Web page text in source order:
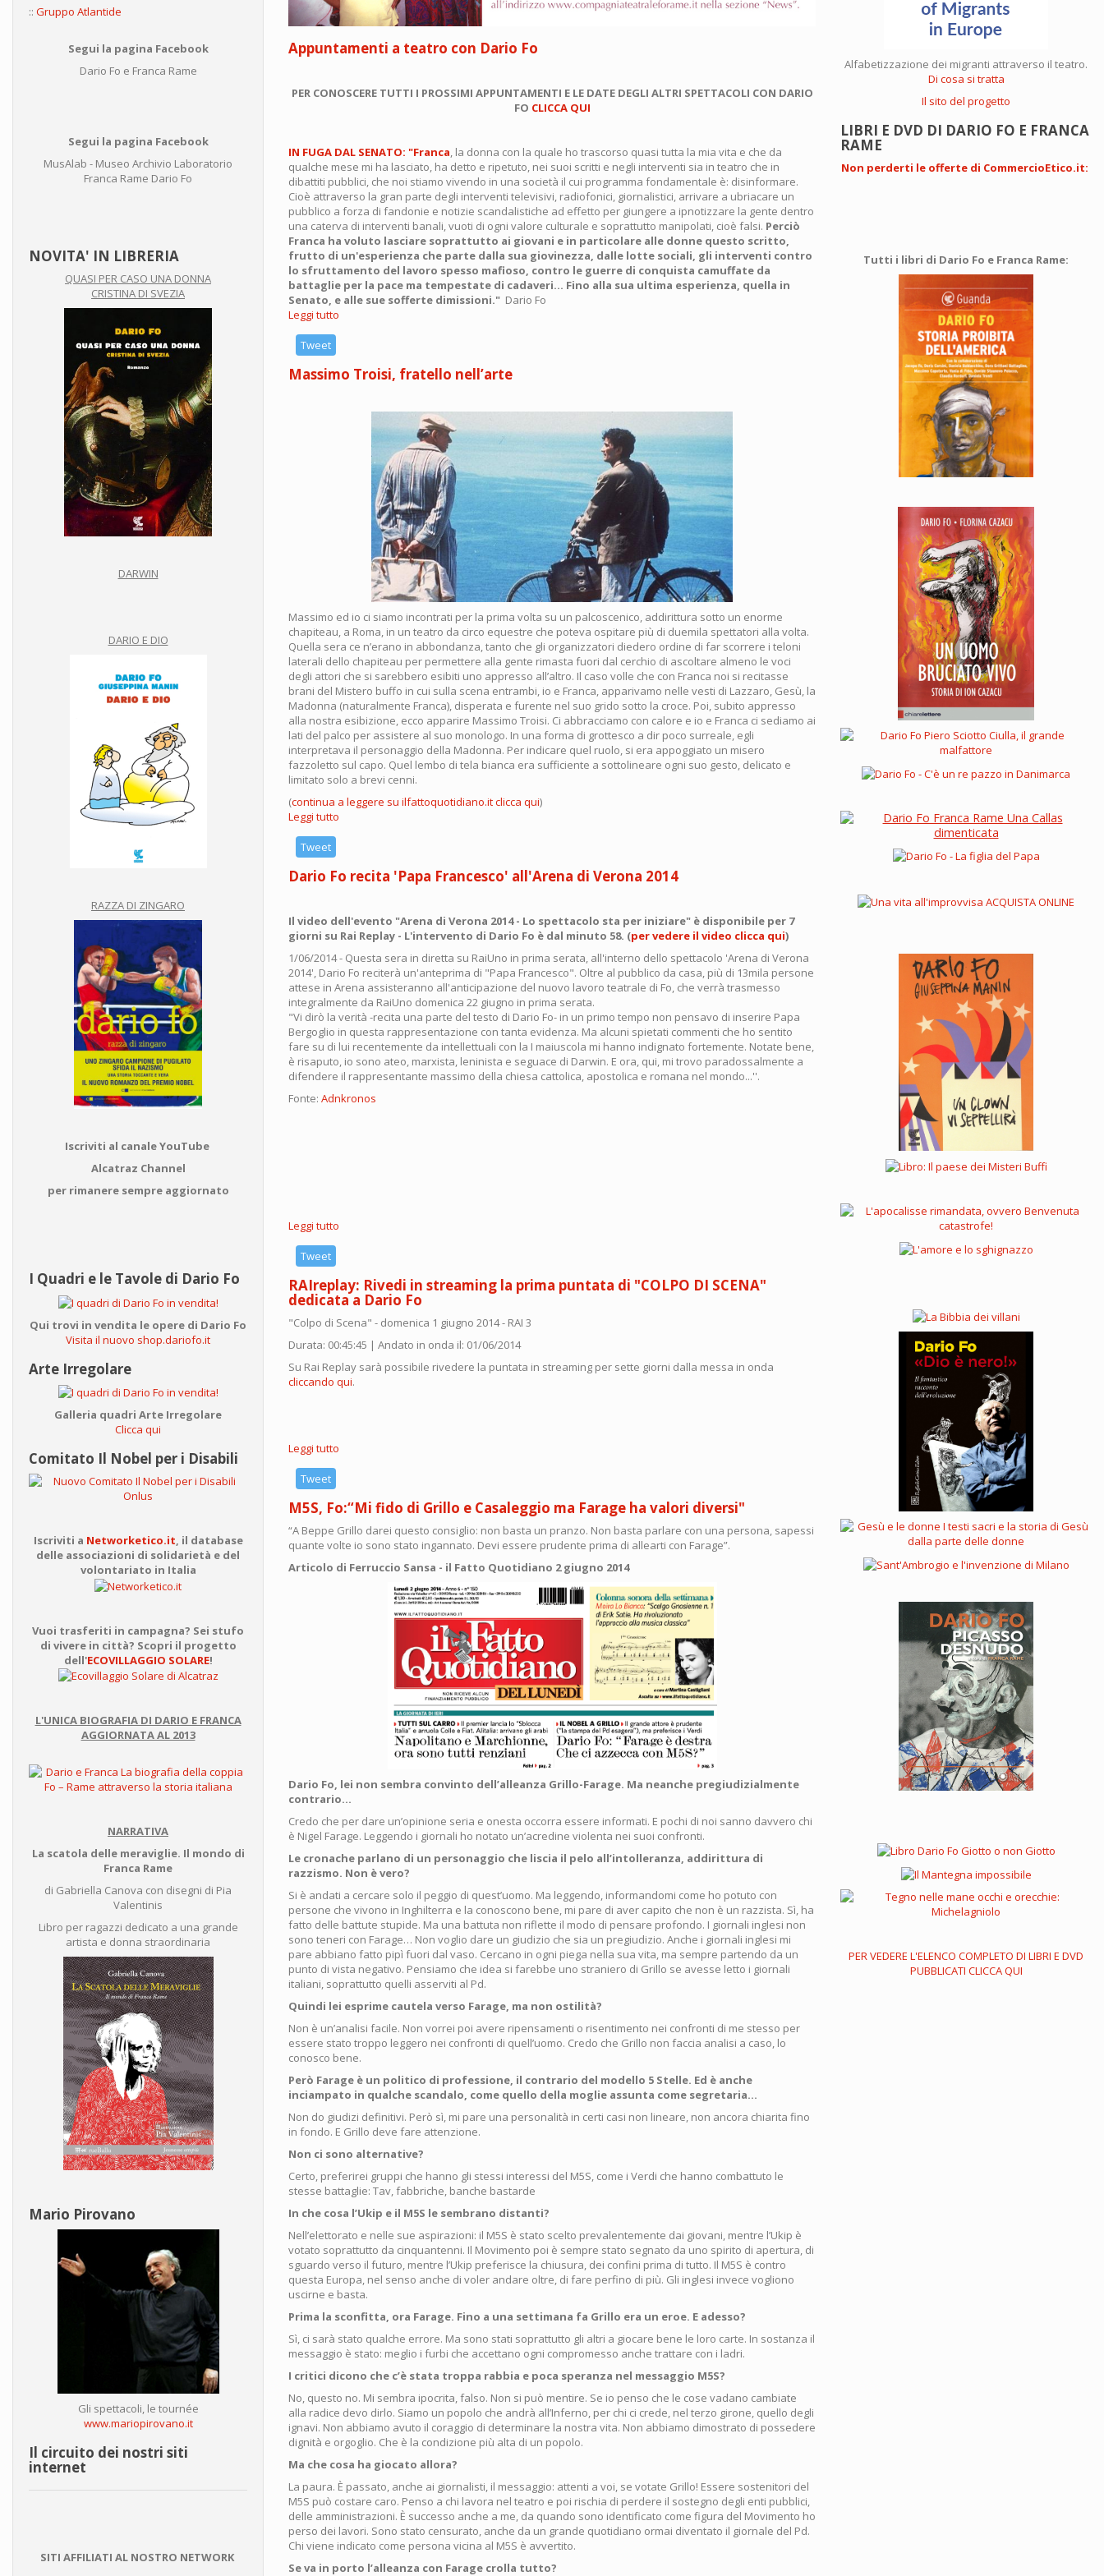
:: Gruppo Atlantide
Segui la pagina Facebook
Dario Fo e Franca Rame
Segui la pagina Facebook
MusAlab - Museo Archivio Laboratorio
Franca Rame Dario Fo
NOVITA' IN LIBRERIA
QUASI PER CASO UNA DONNA
CRISTINA DI SVEZIA
DARWIN
DARIO E DIO
RAZZA DI ZINGARO
Iscriviti al canale YouTube
Alcatraz Channel
per rimanere sempre aggiornato
I Quadri e le Tavole di Dario Fo
Qui trovi in vendita le opere di Dario Fo
Visita il nuovo shop.dariofo.it
Arte Irregolare
Galleria quadri Arte Irregolare
Clicca qui
Comitato Il Nobel per i Disabili
Iscriviti a Networketico.it, il database
delle associazioni di solidarietà e del
volontariato in Italia
Vuoi trasferiti in campagna? Sei stufo
di vivere in città? Scopri il progetto
dell'ECOVILLAGGIO SOLARE!
L'UNICA BIOGRAFIA DI DARIO E FRANCA
AGGIORNATA AL 2013
NARRATIVA
La scatola delle meraviglie. Il mondo di
Franca Rame
di Gabriella Canova con disegni di Pia
Valentinis
Libro per ragazzi dedicato a una grande
artista e donna straordinaria
Mario Pirovano
Gli spettacoli, le tournée
www.mariopirovano.it
Il circuito dei nostri siti
internet
SITI AFFILIATI AL NOSTRO NETWORK
Appuntamenti a teatro con Dario Fo
PER CONOSCERE TUTTI I PROSSIMI APPUNTAMENTI E LE DATE DEGLI ALTRI SPETTACOLI CON DARIO
FO CLICCA QUI
IN FUGA DAL SENATO: "Franca, la donna con la quale ho trascorso quasi tutta la mia vita e che da
qualche mese mi ha lasciato, ha detto e ripetuto, nei suoi scritti e negli interventi sia in teatro che in
dibattiti pubblici, che noi stiamo vivendo in una società il cui programma fondamentale è: disinformare.
Cioè attraverso la gran parte degli interventi televisivi, radiofonici, giornalistici, arrivare a ubriacare un
pubblico a forza di fandonie e notizie scandalistiche ad effetto per giungere a ipnotizzare la gente dentro
una caterva di interventi banali, vuoti di ogni valore culturale e soprattutto manipolati, cioè falsi. Perciò
Franca ha voluto lasciare soprattutto ai giovani e in particolare alle donne questo scritto,
frutto di un'esperienza che parte dalla sua giovinezza, dalle lotte sociali, gli interventi contro
lo sfruttamento del lavoro spesso mafioso, contro le guerre di conquista camuffate da
battaglie per la pace ma tempestate di cadaveri... Fino alla sua ultima esperienza, quella in
Senato, e alle sue sofferte dimissioni." Dario Fo
Leggi tutto
con
Tweet
Massimo Troisi, fratello nell’arte
Massimo ed io ci siamo incontrati per la prima volta su un palcoscenico, addirittura sotto un enorme
chapiteau, a Roma, in un teatro da circo equestre che poteva ospitare più di duemila spettatori alla volta.
Quella sera ce n’erano in abbondanza, tanto che gli organizzatori diedero ordine di far scorrere i teloni
laterali dello chapiteau per permettere alla gente rimasta fuori dal cerchio di ascoltare almeno le voci
degli attori che si sarebbero esibiti uno appresso all’altro. Il caso volle che con Franca noi si recitasse
brani del Mistero buffo in cui sulla scena entrambi, io e Franca, apparivamo nelle vesti di Lazzaro, Gesù, la
Madonna (naturalmente Franca), disperata e furente nel suo grido sotto la croce. Poi, subito appresso
alla nostra esibizione, ecco apparire Massimo Troisi. Ci abbracciamo con calore e io e Franca ci sediamo ai
lati del palco per assistere al suo monologo. In una forma di grottesco a dir poco surreale, egli
interpretava il personaggio della Madonna. Per indicare quel ruolo, si era appoggiato un misero
fazzoletto sul capo. Quel lembo di tela bianca era sufficiente a sottolineare ogni suo gesto, delicato e
limitato solo a brevi cenni.
(continua a leggere su ilfattoquotidiano.it clicca qui)
Leggi tutto
nell’arte
Tweet
Dario Fo recita 'Papa Francesco' all'Arena di Verona 2014
Il video dell'evento "Arena di Verona 2014 - Lo spettacolo sta per iniziare" è disponibile per 7
giorni su Rai Replay - L'intervento di Dario Fo è dal minuto 58. (per vedere il video clicca qui)
1/06/2014 - Questa sera in diretta su RaiUno in prima serata, all'interno dello spettacolo 'Arena di Verona
2014', Dario Fo reciterà un'anteprima di "Papa Francesco". Oltre al pubblico da casa, più di 13mila persone
attese in Arena assisteranno all'anticipazione del nuovo lavoro teatrale di Fo, che verrà trasmesso
integralmente da RaiUno domenica 22 giugno in prima serata.
"Vi dirò la verità -recita una parte del testo di Dario Fo- in un primo tempo non pensavo di inserire Papa
Bergoglio in questa rappresentazione con tanta evidenza. Ma alcuni spietati commenti che ho sentito
fare su di lui recentemente da intellettuali con la I maiuscola mi hanno indignato fortemente. Notate bene,
è risaputo, io sono ateo, marxista, leninista e seguace di Darwin. E ora, qui, mi trovo paradossalmente a
difendere il rappresentante massimo della chiesa cattolica, apostolica e romana nel mondo...''.
Fonte: Adnkronos
Leggi tutto
'Papa
Francesco'
di
Verona
Tweet
RAIreplay: Rivedi in streaming la prima puntata di "COLPO DI SCENA"
dedicata a Dario Fo
"Colpo di Scena" - domenica 1 giugno 2014 - RAI 3
Durata: 00:45:45 | Andato in onda il: 01/06/2014
Su Rai Replay sarà possibile rivedere la puntata in streaming per sette giorni dalla messa in onda
cliccando qui.
Leggi tutto
streaming
prima
puntata
di
Tweet
M5S, Fo:“Mi fido di Grillo e Casaleggio ma Farage ha valori diversi"
“A Beppe Grillo darei questo consiglio: non basta un pranzo. Non basta parlare con una persona, sapessi
quante volte io sono stato ingannato. Devi essere prudente prima di allearti con Farage”.
Articolo di Ferruccio Sansa - il Fatto Quotidiano 2 giugno 2014
Dario Fo, lei non sembra convinto dell’alleanza Grillo-Farage. Ma neanche pregiudizialmente
contrario…
Credo che per dare un’opinione seria e onesta occorra essere informati. E pochi di noi sanno davvero chi
è Nigel Farage. Leggendo i giornali ho notato un’acredine violenta nei suoi confronti.
Le cronache parlano di un personaggio che liscia il pelo all’intolleranza, addirittura di
razzismo. Non è vero?
Si è andati a cercare solo il peggio di quest’uomo. Ma leggendo, informandomi come ho potuto con
persone che vivono in Inghilterra e la conoscono bene, mi pare di aver capito che non è un razzista. Sì, ha
fatto delle battute stupide. Ma una battuta non riflette il modo di pensare profondo. I giornali inglesi non
sono teneri con Farage… Non voglio dare un giudizio che sia un pregiudizio. Anche i giornali inglesi mi
pare abbiano fatto pipì fuori dal vaso. Cercano in ogni piega nella sua vita, ma sempre partendo da un
punto di vista negativo. Pensiamo che idea si farebbe uno straniero di Grillo se avesse letto i giornali
italiani, soprattutto quelli asserviti al Pd.
Quindi lei esprime cautela verso Farage, ma non ostilità?
Non è un’analisi facile. Non vorrei poi avere ripensamenti o risentimento nei confronti di me stesso per
essere stato troppo leggero nei confronti di quell’uomo. Credo che Grillo non faccia analisi a caso, lo
conosco bene.
Però Farage è un politico di professione, il contrario del modello 5 Stelle. Ed è anche
inciampato in qualche scandalo, come quello della moglie assunta come segretaria…
Non do giudizi definitivi. Però sì, mi pare una personalità in certi casi non lineare, non ancora chiarita fino
in fondo. E Grillo deve fare attenzione.
Non ci sono alternative?
Certo, preferirei gruppi che hanno gli stessi interessi del M5S, come i Verdi che hanno combattuto le
stesse battaglie: Tav, fabbriche, banche bastarde
In che cosa l’Ukip e il M5S le sembrano distanti?
Nell’elettorato e nelle sue aspirazioni: il M5S è stato scelto prevalentemente dai giovani, mentre l’Ukip è
votato soprattutto da cinquantenni. Il Movimento poi è sempre stato segnato da uno spirito di apertura, di
sguardo verso il futuro, mentre l’Ukip preferisce la chiusura, dei confini prima di tutto. Il M5S è contro
questa Europa, nel senso anche di voler andare oltre, di fare perfino di più. Gli inglesi invece vogliono
uscirne e basta.
Prima la sconfitta, ora Farage. Fino a una settimana fa Grillo era un eroe. E adesso?
Sì, ci sarà stato qualche errore. Ma sono stati soprattutto gli altri a giocare bene le loro carte. In sostanza il
messaggio è stato: meglio i furbi che accettano ogni compromesso anche trattare con i ladri.
I critici dicono che c’è stata troppa rabbia e poca speranza nel messaggio M5S?
No, questo no. Mi sembra ipocrita, falso. Non si può mentire. Se io penso che le cose vadano cambiate
alla radice devo dirlo. Siamo un popolo che andrà all’Inferno, per chi ci crede, nel terzo girone, quello degli
ignavi. Non abbiamo avuto il coraggio di determinare la nostra vita. Non abbiamo dimostrato di possedere
dignità e orgoglio. Che è la condizione più alta di un popolo.
Ma che cosa ha giocato allora?
La paura. È passato, anche ai giornalisti, il messaggio: attenti a voi, se votate Grillo! Essere sostenitori del
M5S può costare caro. Penso a chi lavora nel teatro e poi rischia di perdere il sostegno degli enti pubblici,
delle amministrazioni. È successo anche a me, da quando sono identificato come figura del Movimento ho
perso dei lavori. Sono stato censurato, anche da un grande quotidiano ormai diventato il giornale del Pd.
Chi viene indicato come persona vicina al M5S è avvertito.
Se va in porto l’alleanza con Farage crolla tutto?
Alfabetizzazione dei migranti attraverso il teatro.
Di cosa si tratta
Il sito del progetto
LIBRI E DVD DI DARIO FO E FRANCA
RAME
Non perderti le offerte di CommercioEtico.it:
Tutti i libri di Dario Fo e Franca Rame:
PER VEDERE L'ELENCO COMPLETO DI LIBRI E DVD
PUBBLICATI CLICCA QUI